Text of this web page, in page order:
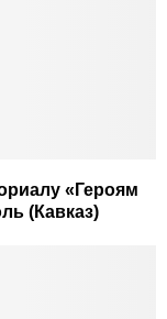
«Героям
(Кавказ)